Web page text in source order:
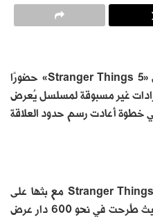
سجّلت الحلقة الأخيرة من مسلسل «Stranger Things 5» حضورًا
غير مسبوقة لمسلسل يُعرض
في خطوة أعادت رسم حدود العلاقة
تزامن عرض الحلقة الأخيرة من Stranger Things 5 مع بثها على
منصة نتفليكس في 31 ديسمبر، حيث طُرحت في نحو 600 دار عرض